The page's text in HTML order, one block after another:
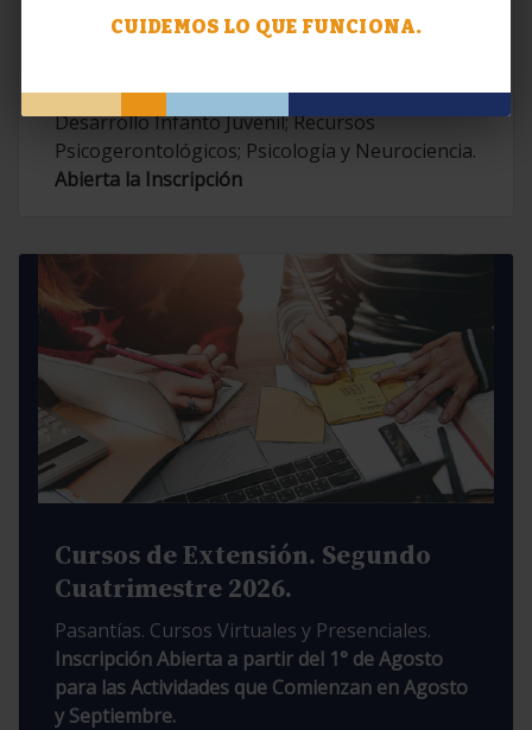
CUIDEMOS LO QUE FUNCIONA.
Extensión. Diplomaturas 2026.
Contemporáneas; Problemáticas en el
Desarrollo Infanto Juvenil; Recursos
Psicogerontológicos; Psicología y Neurociencia.
Abierta la Inscripción
Cursos de Extensión. Segundo
Cuatrimestre 2026.
Pasantías. Cursos Virtuales y Presenciales.
Inscripción Abierta a partir del 1° de Agosto
para las Actividades que Comienzan en Agosto
y Septiembre.